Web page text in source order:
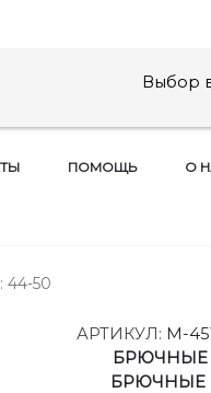
Выбор
ПОМОЩЬ О
44-50
АРТИКУЛ: М-
БРЮЧНЫЕ
БРЮЧНЫЕ